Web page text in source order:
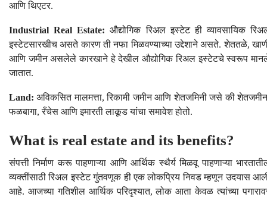
आणि थिएटर.
Industrial Real Estate:औद्योगिक रिअल इस्टेट ही व्यावसायिक
इस्टेटसारखीच असते कारण ती नफा मिळवण्याच्या उद्देशाने असते. शेततळे,
आणि जमीन असलेले कारखाने हे देखील औद्योगिक रिअल इस्टेटचे स्वरूप
जातात.
Land:अविकसित मालमत्ता, रिकामी जमीन आणि शेतजमिनी जसे की
फळबागा, रँचेस आणि इमारती लाकूड यांचा समावेश होतो.
What is real estate and its benefits?
संपत्ती निर्माण करू पाहणाऱ्या आणि आर्थिक स्थैर्य मिळवू पाहणाऱ्या
व्यक्तींसाठी रिअल इस्टेट गुंतवणूक ही एक लोकप्रिय निवड म्हणून उदयास
आहे. आजच्या गतिशील आर्थिक परिदृश्यात, लोक आता केवळ त्यांच्या